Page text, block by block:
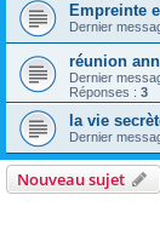
Empreinte
Dernier
réunion
Dernier
Réponses : 3
la vie
Dernier
Nouveau sujet